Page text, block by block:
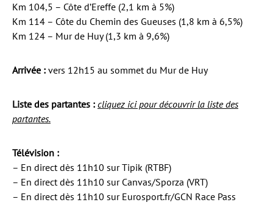
Km 104,5 – Côte d’Ereffe (2,1 km à 5%)
Km 114 – Côte du Chemin des Gueuses (1,8 km à 6,5%)
Km 124 – Mur de Huy (1,3 km à 9,6%)
Arrivée : vers 12h15 au sommet du Mur de Huy
Liste des partantes : cliquez ici pour découvrir la liste des
partantes.
Télévision :
– En direct dès 11h10 sur Tipik (RTBF)
– En direct dès 11h10 sur Canvas/Sporza (VRT)
– En direct dès 11h10 sur Eurosport.fr/GCN Race Pass